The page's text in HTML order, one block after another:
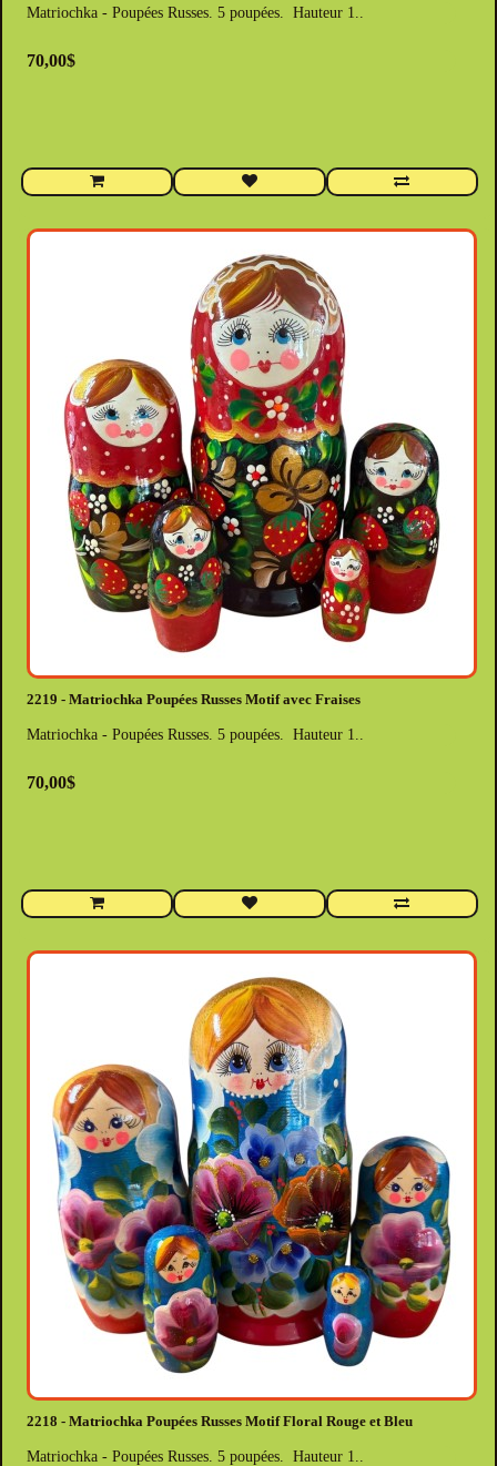
Matriochka - Poupées Russes. 5 poupées. Hauteur 1..
70,00$
2219 - Matriochka Poupées Russes Motif avec Fraises
Matriochka - Poupées Russes. 5 poupées. Hauteur 1..
70,00$
2218 - Matriochka Poupées Russes Motif Floral Rouge et Bleu
Matriochka - Poupées Russes. 5 poupées. Hauteur 1..